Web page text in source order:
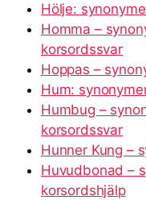
Hölje:
Homma –
korsordssvar
Hoppas –
Hum:
Humbug –
korsordssvar
Hunner Kung –
Huvudbonad –
korsordshjälp